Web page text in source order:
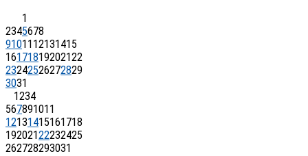
1
2345678
91011 12131415
16171819202122
23242526272829
3031
1234
567891011
12131415161718
19202122232425
262728293031